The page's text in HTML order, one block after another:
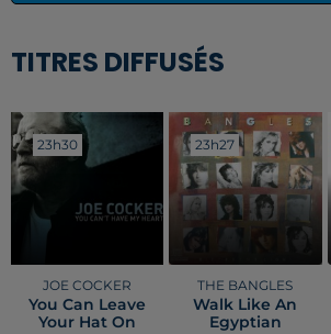
TITRES DIFFUSÉS
23h30
23h30
JOE COCKER
You Can Leave
Your Hat On
23h27
23h27
THE BANGLES
Walk Like An
Egyptian